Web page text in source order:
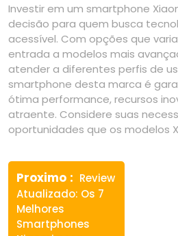
Investir em um smartphone
decisão para quem busca
acessível. Com opções que
entrada a modelos mais
atender a diferentes perfis de
smartphone desta marca é
ótima performance, recursos
atraente. Considere suas
oportunidades que os modelos
Navegação
de
Post
Proximo
Previous
post:
Review
Atualizado: Os 7
Melhores
Smartphones